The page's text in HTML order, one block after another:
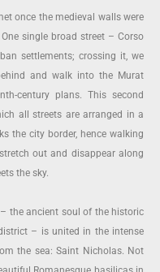
once the medieval walls were
single broad street – Corso
settlements; crossing it, we
and walk into the Murat
century plans. This second
all streets are arranged in a
the city border, hence walking
out and disappear along
the sky.
the ancient soul of the historic
– is united in the intense
the sea: Saint Nicholas. Not